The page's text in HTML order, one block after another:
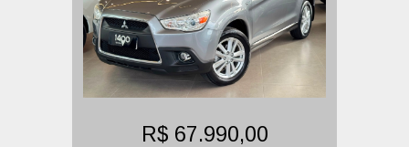
R$ 67.990,00